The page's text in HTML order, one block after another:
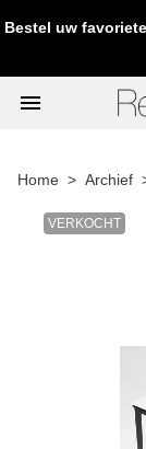
Bestel uw
menu
Home Archief
VERKOCHT